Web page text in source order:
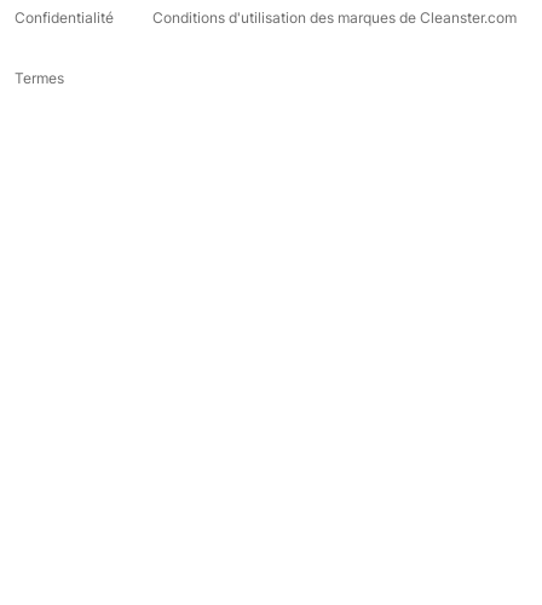
Confidentialité Conditions d'utilisation des marques de Cleanster.com
Termes